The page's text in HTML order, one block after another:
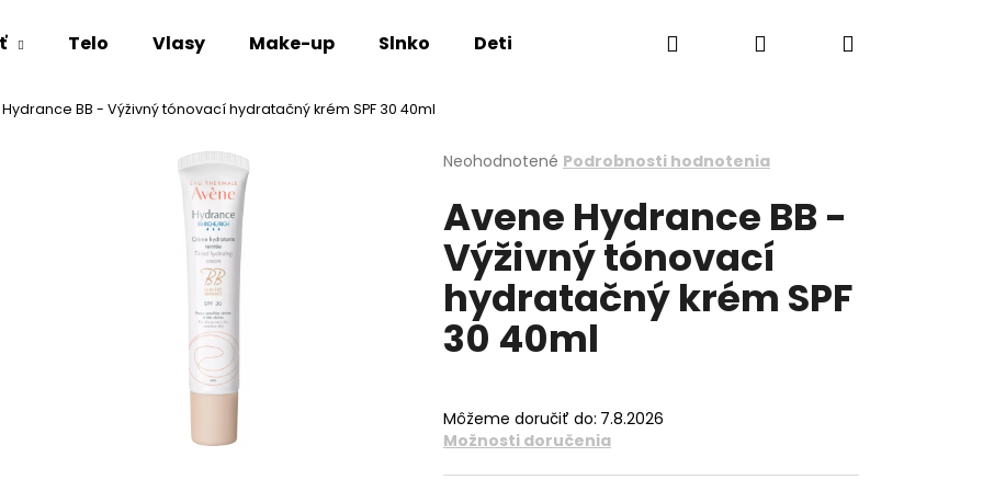
Telo Vlasy Make-up Slnko Deti Esthederm showroom Obchodné
Hľadať PrihlásenieNákupný
BB - Výživný tónovací hydratačný krém SPF 30 40ml
Priemerné
produktu
je
0,0
z
5
hviezdičiek.
Neohodnotené Podrobnosti hodnotenia
Avene Hydrance BB -
Výživný tónovací
hydratačný krém SPF
30 40ml
Môžeme doručiť do: 7.8.2026
Možnosti doručenia
Čo potrebujete nájsť?
Odporúčame